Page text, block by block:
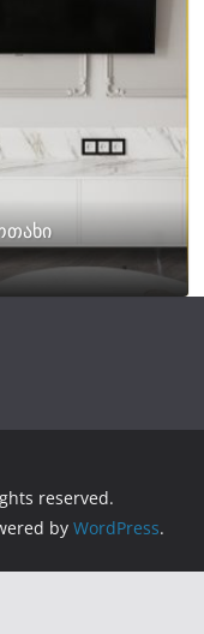
reserved.
by WordPress.